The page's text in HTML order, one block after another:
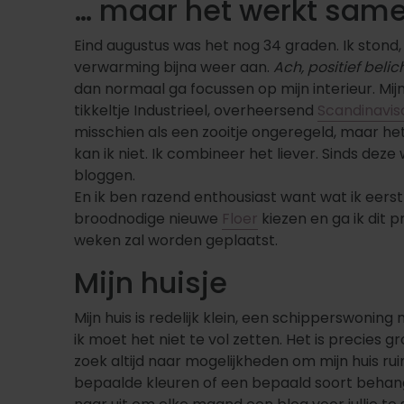
… maar het werkt
Eind augustus was het nog 34 graden. Ik
verwarming bijna weer aan. Ach, positief
dan normaal ga focussen op mijn interieur. Mijn
tikkeltje Industrieel, overheersend
misschien als een zooitje ongeregeld, maar
kan ik niet. Ik combineer het liever. Sinds deze
bloggen.
En ik ben razend enthousiast want wat ik
broodnodige nieuwe Floer kiezen en ga ik dit
weken zal worden geplaatst.
Mijn huisje
Mijn huis is redelijk klein, een
ik moet het niet te vol zetten. Het is precies
zoek altijd naar mogelijkheden om mijn huis
bepaalde kleuren of een bepaald soort